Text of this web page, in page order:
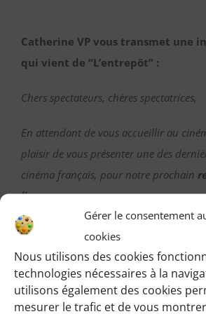
Gérer le consentement
cookies
Nous utilisons des cookies
technologies nécessaires à la
utilisons également des cookies
mesurer le trafic et de vous
Catherine VP vous transmet une
qui vient de “L’entrepôt” :
Chers spectateurs, chères spectatrices,
En attendant de vous accueillir au
plaisir de vous présenter une des
cinéma français, pour notre prochain
ligne…
Ce vendredi 5 février à 19h30
séance de Lost In Frenchlation ,une
titrée anglais. Replongez dans votre
suivre le parcours singulier de deux